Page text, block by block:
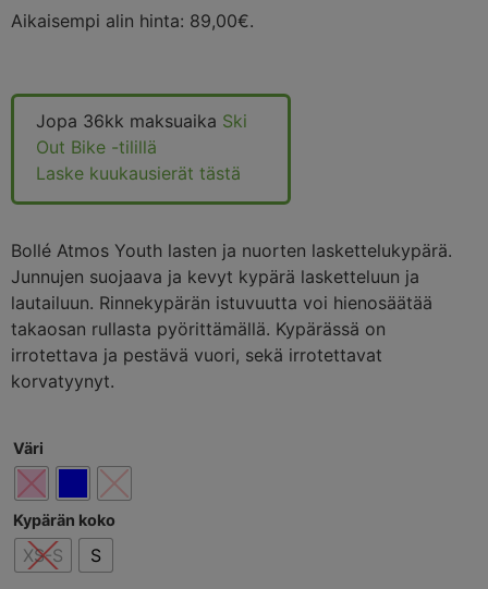
Aikaisempi alin hinta: 89,00€.
Jopa 36kk maksuaika Ski
Out Bike -tilillä
Laske kuukausierät tästä
Bollé Atmos Youth lasten ja nuorten laskettelukypärä.
Junnujen suojaava ja kevyt kypärä lasketteluun ja
lautailuun. Rinnekypärän istuvuutta voi hienosäätää
takaosan rullasta pyörittämällä. Kypärässä on
irrotettava ja pestävä vuori, sekä irrotettavat
korvatyynyt.
Väri
Kypärän koko
XS-S S